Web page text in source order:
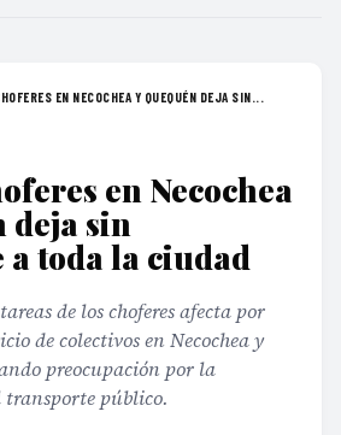
EN NECOCHEA Y QUEQUÉN DEJA SIN...
en Necochea
deja sin
toda la ciudad
de los choferes afecta por
de colectivos en Necochea y
preocupación por la
público.